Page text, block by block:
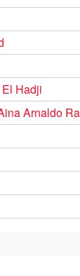
Hadji
Arnaldo